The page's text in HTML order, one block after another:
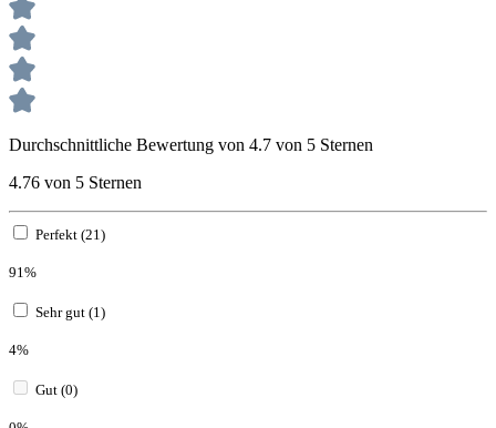
Durchschnittliche Bewertung von 4.7 von 5 Sternen
4.76 von 5 Sternen
Perfekt (21)
91%
Sehr gut (1)
4%
Gut (0)